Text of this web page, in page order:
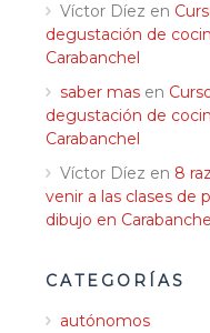
Víctor Díez en
degustación de
Carabanchel
saber mas en
degustación de
Carabanchel
Víctor Díez en 8
venir a las clases de
dibujo en
CATEGORÍAS
autónomos